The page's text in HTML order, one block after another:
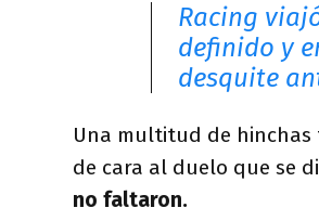
Racing
definido y
desquite
Una multitud de hinchas
de cara al duelo que se
no faltaron.